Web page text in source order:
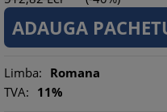
Limba: Romana
TVA: 11%